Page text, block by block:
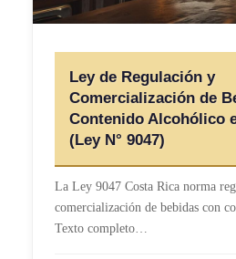
Ley de Regulación y
Comercialización de
Contenido Alcohólico
(Ley N° 9047)
La Ley 9047 Costa Rica norma
comercialización de bebidas con
Texto completo…